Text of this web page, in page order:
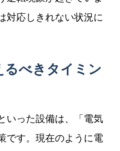
対応しきれない状況に
るべきタイミン
いった設備は、「電気
です。現在のように電